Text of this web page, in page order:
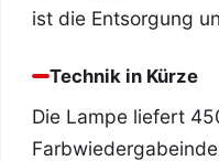
ist die Entsorgung
Technik in Kürze
Die Lampe liefert